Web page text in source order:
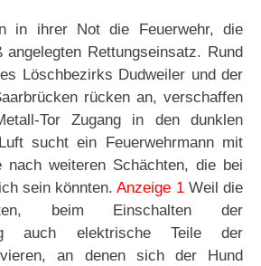
in ihrer Not die Feuerwehr, die
angelegten Rettungseinsatz. Rund
Löschbezirks Dudweiler und der
rücken an, verschaffen
Tor Zugang in den dunklen
sucht ein Feuerwehrmann mit
nach weiteren Schächten, die bei
sein könnten.Anzeige 1Weil die
beim Einschalten der
auch elektrische Teile der
an denen sich der Hund